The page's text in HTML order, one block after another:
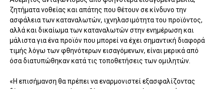
ζητήματα νοθείας και απάτης που θέτουν σε κίνδυνο την
ασφάλεια των καταναλωτών, ιχνηλασιμότητα του προϊόντος,
αλλά και δικαίωμα των καταναλωτών στην ενημέρωση και
μάλιστα για ένα προϊόν που μπορεί να έχει σημαντική διαφορά
τιμής λόγω των φθηνότερων εισαγόμενων, είναι μερικά από
όσα διατυπώθηκαν κατά τις τοποθετήσεις των ομιλητών.
«Η επισήμανση θα πρέπει να εναρμονιστεί εξασφαλίζοντας